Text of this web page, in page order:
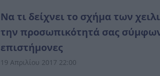
Να τι δείχνει το σχήμα των
την προσωπικότητά σας
επιστήμονες
19 Απριλίου 2017 22:00